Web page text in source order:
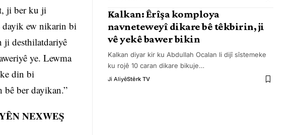
ji ber ku ji
dayik ew nikarin bi
ji desthilatdariyê
ye. Lewma
din bi
ber dayikan.”
NEXWEŞ
Kalkan: Êrîşa komploya
navneteweyî dikare bê têkbirin, ji
vê yekê bawer bikin
Kalkan diyar kir ku Abdullah Ocalan li dijî sîstemeke
ku rojê 10 caran dikare bikuje…
Ji AliyêStêrk TV